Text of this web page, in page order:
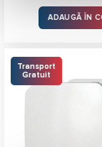
ADAUGĂ ÎN
Transport
Gratuit